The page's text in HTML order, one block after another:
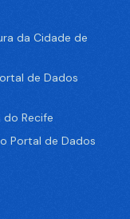
da Cidade de
de Dados
Recife
Portal de Dados